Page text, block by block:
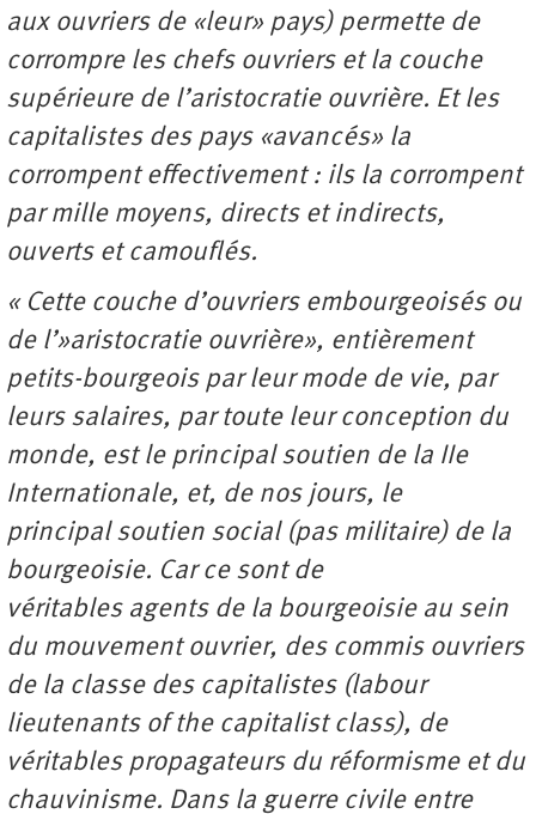
aux ouvriers de «leur» pays) permette de
corrompre les chefs ouvriers et la couche
supérieure de l’aristocratie ouvrière. Et les
capitalistes des pays «avancés» la
corrompent effectivement : ils la corrompent
par mille moyens, directs et indirects,
ouverts et camouflés.
« Cette couche d’ouvriers embourgeoisés ou
de l’»aristocratie ouvrière», entièrement
petits-bourgeois par leur mode de vie, par
leurs salaires, par toute leur conception du
monde, est le principal soutien de la IIe
Internationale, et, de nos jours, le
principal soutien social (pas militaire) de la
bourgeoisie. Car ce sont de
véritables agents de la bourgeoisie au sein
du mouvement ouvrier, des commis ouvriers
de la classe des capitalistes (labour
lieutenants of the capitalist class), de
véritables propagateurs du réformisme et du
chauvinisme. Dans la guerre civile entre